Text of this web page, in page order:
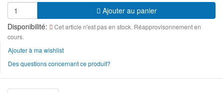
Ajouter au panier
Disponibilité:
Cet article n'est pas en stock. Réapprovisonnement en
cours.
Ajouter à ma wishlist
Des questions concernant ce produit?